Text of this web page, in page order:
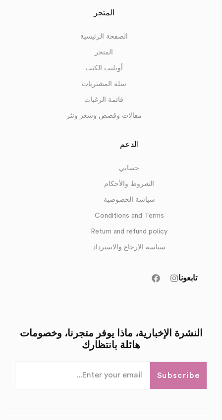
المتجر
الصفحة الرئيسية
المتجر
أوتليت الكتب
سلة المشتريات
قائمة الرغبات
مقالات وقصص وشعر ونثر
الدعم
حسابي
الشروط والأحكام
سياسة الخصوصية
Conditions and Terms
Return and refund policy
سياسة الإرجاع والاسترداد
تابعونا
النشرة الإخبارية، ماذا يوفر متجرنا، وخصومات
هائلة بانتظارك
Subscribe